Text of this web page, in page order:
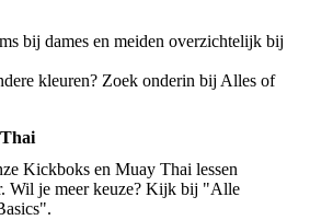
bij dames en meiden overzichtelijk bij
kleuren? Zoek onderin bij Alles of
Kickboks en Muay Thai lessen
Wil je meer keuze? Kijk bij "Alle